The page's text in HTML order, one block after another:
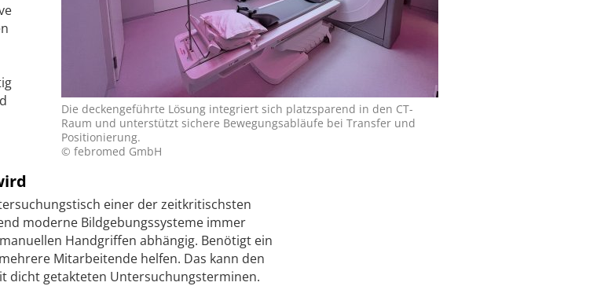
Die deckengeführte Lösung integriert sich platzsparend in den CT-
Raum und unterstützt sichere Bewegungsabläufe bei Transfer und
Positionierung.
© febromed GmbH
einer der zeitkritischsten
moderne Bildgebungssysteme immer
Handgriffen abhängig. Benötigt ein
Mitarbeitende helfen. Das kann den
dicht getakteten Untersuchungsterminen.